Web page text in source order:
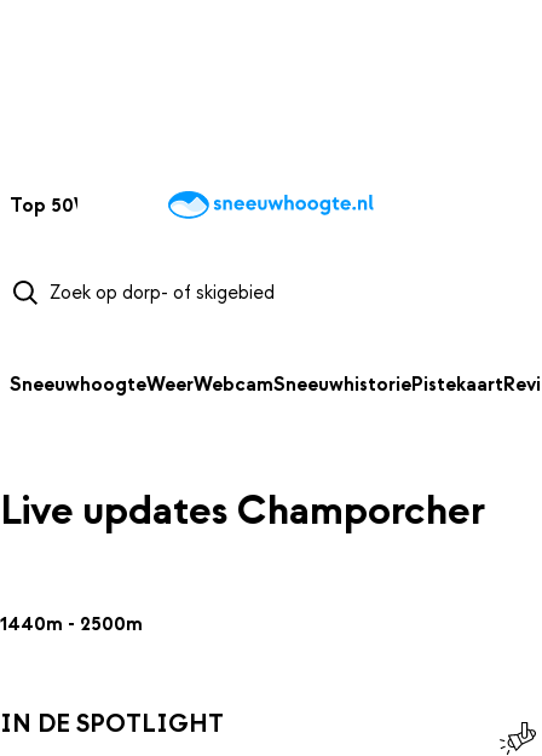
Top 50Webcams WintersportweerKaarten
SneeuwhoogteWeerWebcamSneeuwhistoriePistekaart
Live updates Champorcher
1440m - 2500m
IN DE SPOTLIGHT